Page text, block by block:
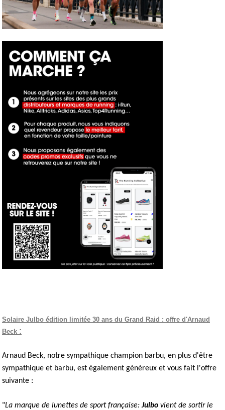
Solaire Julbo édition limitée 30 ans du Grand Raid : offre d'Arnaud
Beck :
Arnaud Beck, notre sympathique champion barbu, en plus d'être
sympathique et barbu, est également généreux et vous fait l'offre
suivante :
"La marque de lunettes de sport française:Julbo vient de sortir le